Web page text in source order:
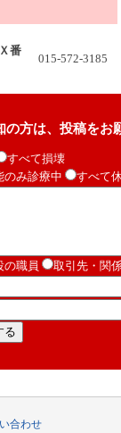
番
015-572-3185
方は、投稿をお
すべて損壊
のみ診療中 すべて
の職員
取引先・関
合わせ